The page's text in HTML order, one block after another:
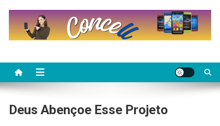
Deus Abençoe Esse Projeto